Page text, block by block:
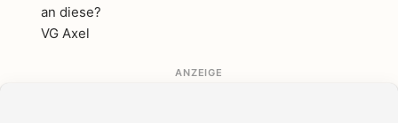
an diese?
VG Axel
ANZEIGE